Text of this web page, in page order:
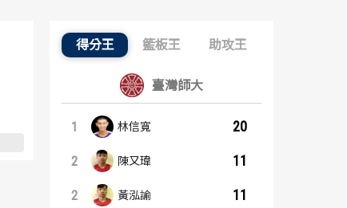
得分王 籃板王 助攻王
得分王：內容起點
臺灣師大
1 林信寬 20
2 陳又瑋 11
2 黃泓諭 11